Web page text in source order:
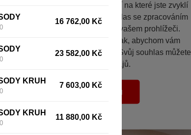
16 762,00 Kč
23 582,00 Kč
KRUH
7 603,00 Kč
KRUH
11 880,00 Kč
Abyste web viděli v zobrazení na které jste zvyklí
Proto od vás potřebujeme souhlas se zpracováním
které se dočasně ukládají ve vašem prohlížeči.
souhlasíte s nastavením cookies tak, abychom vám
služby na základě vašich údajů. Svůj souhlas můžete
stránce zpracování osobních údajů.
V pořádku